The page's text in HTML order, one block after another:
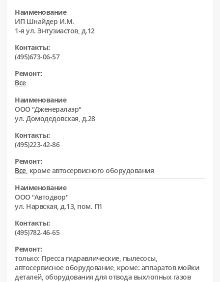
Наименование
ИП Шнайдер И.М.
1-я ул. Энтузиастов, д.12
Контакты:
(495)673-06-57
Ремонт:
Все
Наименование
ООО "Дженералаэр"
ул. Домодедовская, д.28
Контакты:
(495)223-42-86
Ремонт:
Все, кроме автосервисного оборудования
Наименование
ООО "Автодвор"
ул. Нарвская, д.13, пом. П1
Контакты:
(495)782-46-65
Ремонт:
только: Пресса гидравлические, пылесосы,
автосервисное оборудование, кроме: аппаратов мойки
деталей, оборудования для отвода выхлопных газов